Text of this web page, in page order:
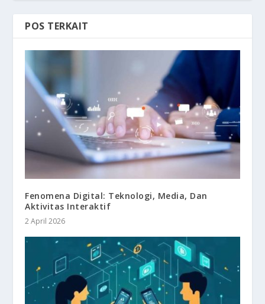
POS TERKAIT
Fenomena Digital: Teknologi, Media, Dan
Aktivitas Interaktif
2 April 2026